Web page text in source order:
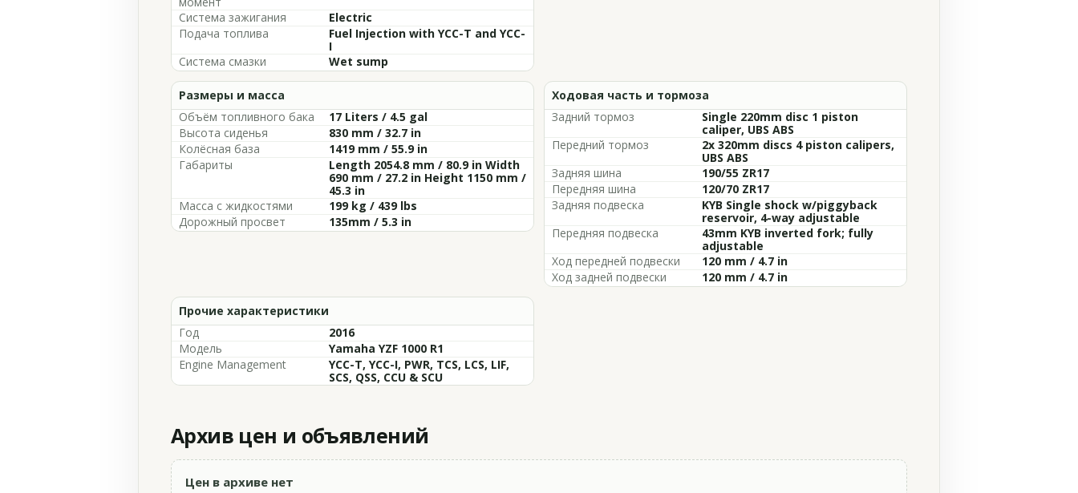
Система зажигания
Electric
Подача топлива
Fuel Injection with YCC-T and YCC-
I
Система смазки
Wet sump
Размеры и масса
Объём топливного бака
17 Liters / 4.5 gal
Высота сиденья
830 mm / 32.7 in
Колёсная база
1419 mm / 55.9 in
Габариты
Length 2054.8 mm / 80.9 in Width
690 mm / 27.2 in Height 1150 mm /
45.3 in
Масса с жидкостями
199 kg / 439 lbs
Дорожный просвет
135mm / 5.3 in
Ходовая часть и тормоза
Задний тормоз
Single 220mm disc 1 piston
caliper, UBS ABS
Передний тормоз
2x 320mm discs 4 piston calipers,
UBS ABS
Задняя шина
190/55 ZR17
Передняя шина
120/70 ZR17
Задняя подвеска
KYB Single shock w/piggyback
reservoir, 4-way adjustable
Передняя подвеска
43mm KYB inverted fork; fully
adjustable
Ход передней подвески
120 mm / 4.7 in
Ход задней подвески
120 mm / 4.7 in
Прочие характеристики
Год
2016
Модель
Yamaha YZF 1000 R1
Engine Management
YCC-T, YCC-I, PWR, TCS, LCS, LIF,
SCS, QSS, CCU & SCU
Архив цен и объявлений
Цен в архиве нет